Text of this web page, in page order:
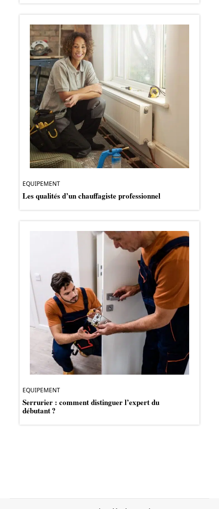
EQUIPEMENT
Les qualités d’un chauffagiste professionnel
EQUIPEMENT
Serrurier : comment distinguer l’expert du
débutant ?